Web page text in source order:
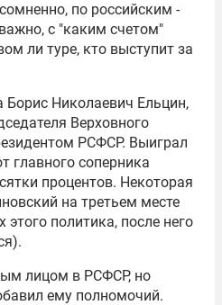
по российским -
с "каким счетом"
ли туре, кто выступит за
Борис Николаевич Ельцин,
Верховного
РСФСР. Выиграл
главного соперника
процентов. Некоторая
на третьем месте
политика, после него
лицом в РСФСР, но
ему полномочий.